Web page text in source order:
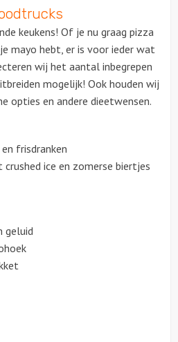
keukens! Of je nu graag pizza
mayo hebt, er is voor ieder wat
wij het aantal inbegrepen
mogelijk! Ook houden wij
opties en andere dieetwensen.
frisdranken
ice en zomerse biertjes
geluid